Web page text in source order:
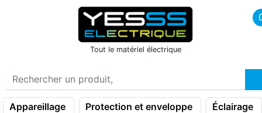
icon menu burger
Tout le matériel électrique
Appareillage Protection et enveloppe Éclairage